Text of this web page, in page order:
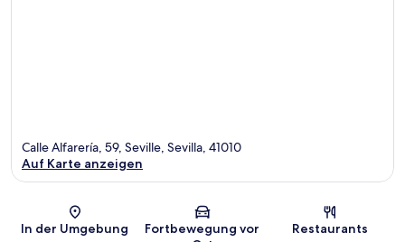
Karte
Calle Alfarería, 59, Seville, Sevilla, 41010
Auf Karte anzeigen
In der Umgebung
Fortbewegung vor
Restaurants